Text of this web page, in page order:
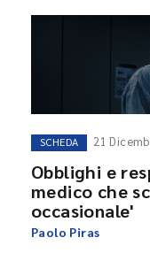
SCHEDA 21
Obblighi e
medico che
occasionale'
Paolo Piras